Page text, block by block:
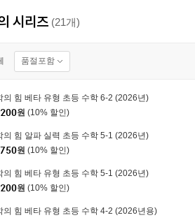
시리즈 (21개)
품절포함
의 힘 베타 유형 초등 수학 6-2 (2026년)
원 (10% 할인)
의 힘 알파 실력 초등 수학 5-1 (2026년)
원 (10% 할인)
의 힘 베타 유형 초등 수학 5-1 (2026년)
원 (10% 할인)
의 힘 베타 유형 초등 수학 4-2 (2026년용)